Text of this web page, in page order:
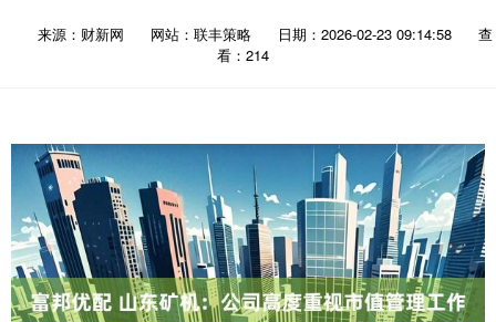
来源：财新网 网站：联丰策略 日期：2026-02-23 09:14:58
查
看：214